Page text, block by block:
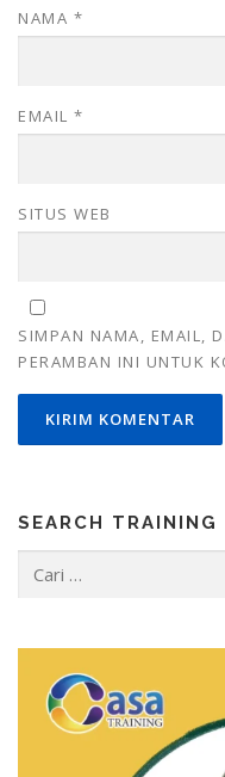
NAMA *
EMAIL *
SITUS WEB
SIMPAN NAMA, EMAIL,
PERAMBAN INI UNTUK
SEARCH TRAINING
untuk: